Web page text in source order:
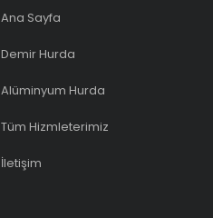
Ana Sayfa
Demir Hurda
Alüminyum Hurda
Tüm Hizmleterimiz
İletişim